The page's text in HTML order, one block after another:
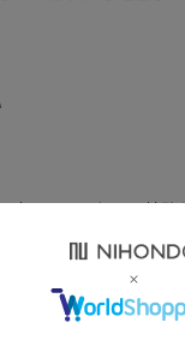
助けるとともに、抗
脂質を酸化から守り